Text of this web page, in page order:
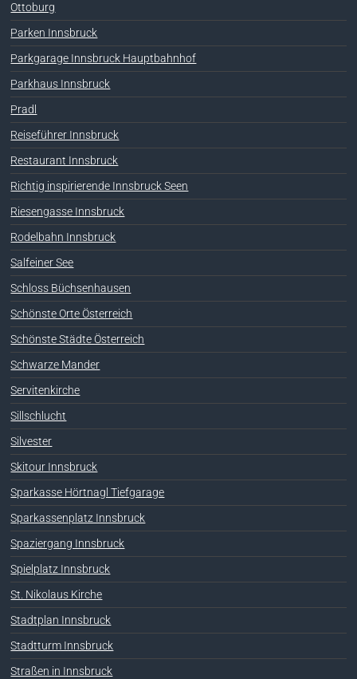
Ottoburg
Parken Innsbruck
Parkgarage Innsbruck Hauptbahnhof
Parkhaus Innsbruck
Pradl
Reiseführer Innsbruck
Restaurant Innsbruck
Richtig inspirierende Innsbruck Seen
Riesengasse Innsbruck
Rodelbahn Innsbruck
Salfeiner See
Schloss Büchsenhausen
Schönste Orte Österreich
Schönste Städte Österreich
Schwarze Mander
Servitenkirche
Sillschlucht
Silvester
Skitour Innsbruck
Sparkasse Hörtnagl Tiefgarage
Sparkassenplatz Innsbruck
Spaziergang Innsbruck
Spielplatz Innsbruck
St. Nikolaus Kirche
Stadtplan Innsbruck
Stadtturm Innsbruck
Straßen in Innsbruck